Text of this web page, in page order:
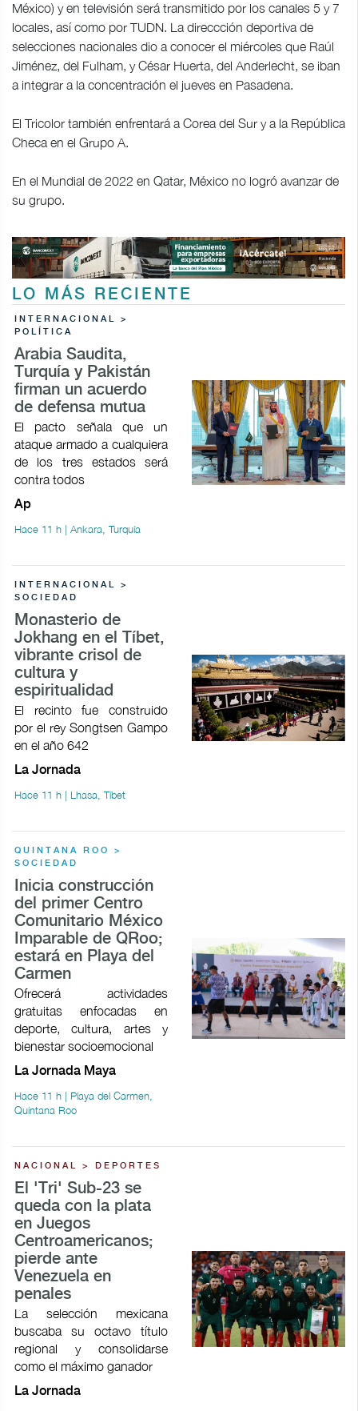
México) y en televisión será transmitido por los canales 5 y 7
locales, así como por TUDN. La direccción deportiva de
selecciones nacionales dio a conocer el miércoles que Raúl
Jiménez, del Fulham, y César Huerta, del Anderlecht, se iban
a integrar a la concentración el jueves en Pasadena.
El Tricolor también enfrentará a Corea del Sur y a la República
Checa en el Grupo A.
En el Mundial de 2022 en Qatar, México no logró avanzar de
su grupo.
LO MÁS RECIENTE
INTERNACIONAL >
POLÍTICA
Arabia Saudita,
Turquía y Pakistán
firman un acuerdo
de defensa mutua
El pacto señala que un
ataque armado a cualquiera
de los tres estados será
contra todos
Ap
Hace 11 h | Ankara, Turquía
INTERNACIONAL >
SOCIEDAD
Monasterio de
Jokhang en el Tíbet,
vibrante crisol de
cultura y
espiritualidad
El recinto fue construido
por el rey Songtsen Gampo
en el año 642
La Jornada
Hace 11 h | Lhasa, Tíbet
QUINTANA ROO >
SOCIEDAD
Inicia construcción
del primer Centro
Comunitario México
Imparable de QRoo;
estará en Playa del
Carmen
Ofrecerá actividades
gratuitas enfocadas en
deporte, cultura, artes y
bienestar socioemocional
La Jornada Maya
Hace 11 h | Playa del Carmen,
Quintana Roo
NACIONAL > DEPORTES
El 'Tri' Sub-23 se
queda con la plata
en Juegos
Centroamericanos;
pierde ante
Venezuela en
penales
La selección mexicana
buscaba su octavo título
regional y consolidarse
como el máximo ganador
La Jornada